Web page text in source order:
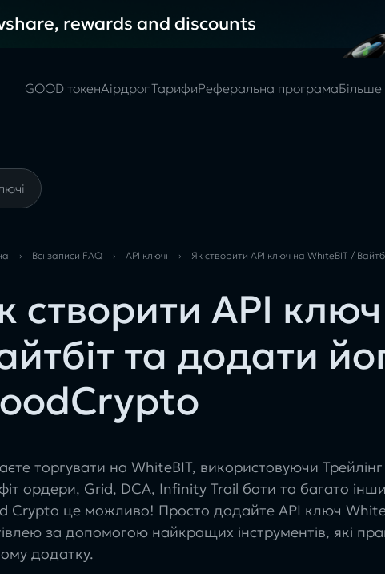
rewards and discounts
GOOD токенАірдропТарифиРеферальна програмаБільше
› Всі записи FAQ › API ключі › Як створити API ключ на WhiteBIT /
створити API
та додати
торгувати на WhiteBIT, використовуючи
ордери, Grid, DCA, Infinity Trail боти та багато
Crypto це можливо! Просто додайте API ключ
за допомогою найкращих інструментів, які
додатку.